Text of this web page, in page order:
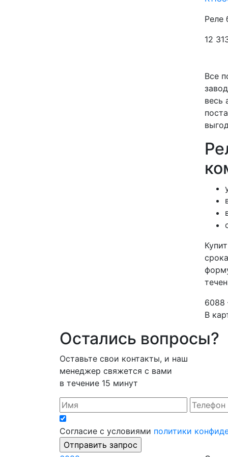
Реле
12
Все
весь
6088
В
Остались вопросы?
Оставьте свои контакты, и наш
менеджер свяжется с вами
в течение 15 минут
Согласие с условиями политики